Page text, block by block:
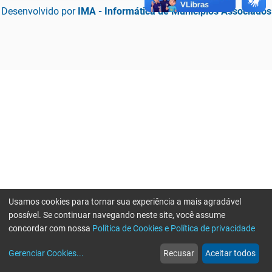
Desenvolvido por IMA - Informática de Municípios Associados
web
Notícias
more_horiz
Mais
Usamos cookies para tornar sua experiência a mais agradável
possível. Se continuar navegando neste site, você assume
concordar com nossa Política de Cookies e Política de privacidade
Gerenciar Cookies... Recusar Aceitar todos
Erro ao enviar informações, por favor tente novamente